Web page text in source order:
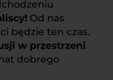
Od nas
będzie ten czas.
w przestrzeni
dobrego